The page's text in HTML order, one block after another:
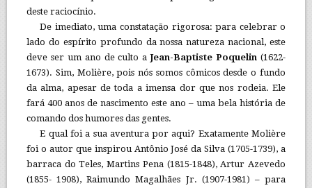
deste raciocínio.
De imediato, uma constatação rigorosa: para celebrar o
lado do espírito profundo da nossa natureza nacional, este
deve ser um ano de culto aJean-Baptiste Poquelin (1622-
1673). Sim, Molière, pois nós somos cômicos desde o fundo
da alma, apesar de toda a imensa dor que nos rodeia. Ele
fará 400 anos de nascimento este ano – uma bela história de
comando dos humores das gentes.
E qual foi a sua aventura por aqui? Exatamente Molière
foi o autor que inspirou Antônio José da Silva (1705-1739), a
barraca do Teles, Martins Pena (1815-1848), Artur Azevedo
(1855- 1908), Raimundo Magalhães Jr. (1907-1981) – para